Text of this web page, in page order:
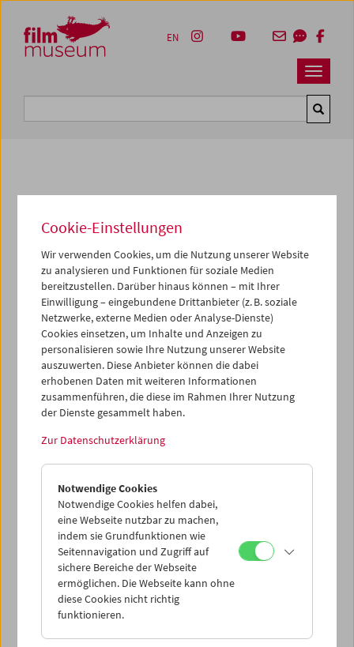
Zum Inhalt
Zum Hauptmenü
Zur Servicenavigation
Zum Suche
Navbar
EN
Kulturerbe digital
Dandy Dust - The Showreel
1994, Super 8, Farbe,7 min
Regie:Ashley Hans Scheirl
Kamera:Jana Cipriani, Tina Keane, Stephen Smart
Darsteller*innen:Angela de Castro, Sue Golding, Tina
Keane, Suzie Krueger, Amanda J. Roberts, Leonora
Rogers-Wright, Ashley Hans Scheirl, Sarah Schulman,
Svar Simpson, Tre Temperilli, Del La Grace Volcano
Sammlung:Österreichisches Filmmuseum
Verleih:Sixpackfilm
Dieser Inhalt von 'vimeo' kann aufgrund Ihrer
Cookie-Einstellungen
Mit Super 8 vom Monitor abgefilmte Ausschnitte aus
Videomaterial des sich zu dieser Zeit (1993 ) in Arbeit
befindenden FilmsDandy Dust, in dem ein genderbending
cyborg shapeshifter durch Zeit, Raum und verschiedene
Medien zappt. Die Musik stammt von der Band God Calls
Me God (später zu Bent umbenannt). (Text: Magdalena
Steffan/Ashley Hans Scheirl)
Cookie-Einstellungen
Wir verwenden Cookies, um die Nutzung unserer Website
zu analysieren und Funktionen für soziale Medien
bereitzustellen. Darüber hinaus können – mit Ihrer
Einwilligung – eingebundene Drittanbieter (z. B. soziale
Netzwerke, externe Medien oder Analyse-Dienste)
Cookies einsetzen, um Inhalte und Anzeigen zu
personalisieren sowie Ihre Nutzung unserer Website
auszuwerten. Diese Anbieter können die dabei
erhobenen Daten mit weiteren Informationen
zusammenführen, die diese im Rahmen Ihrer Nutzung
der Dienste gesammelt haben.
Zur Datenschutzerklärung
Notwendige Cookies
Notwendige Cookies helfen dabei,
eine Webseite nutzbar zu machen,
indem sie Grundfunktionen wie
Seitennavigation und Zugriff auf
sichere Bereiche der Webseite
ermöglichen. Die Webseite kann ohne
diese Cookies nicht richtig
funktionieren.